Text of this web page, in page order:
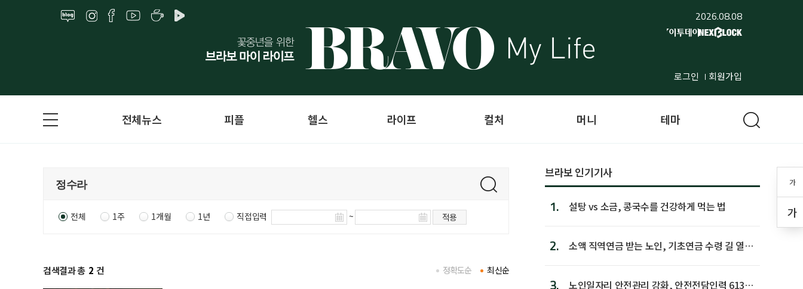
2026.08.08
로그인 회원가입
가
가
전체뉴스 피플 헬스 라이프 컬처 머니 테마
전체 1주 1개월 1년 직접입력 ~ 적용
검색결과 총 2 건 최신순
정확도순
브라보 인기기사
1. 설탕 vs 소금, 콩국수를 건강하게 먹는 법
2.
소액 직역연금 받는 노인, 기초연금 수령 길 열린
3.
노인일자리 안전관리 강화, 안전전담인력 613명